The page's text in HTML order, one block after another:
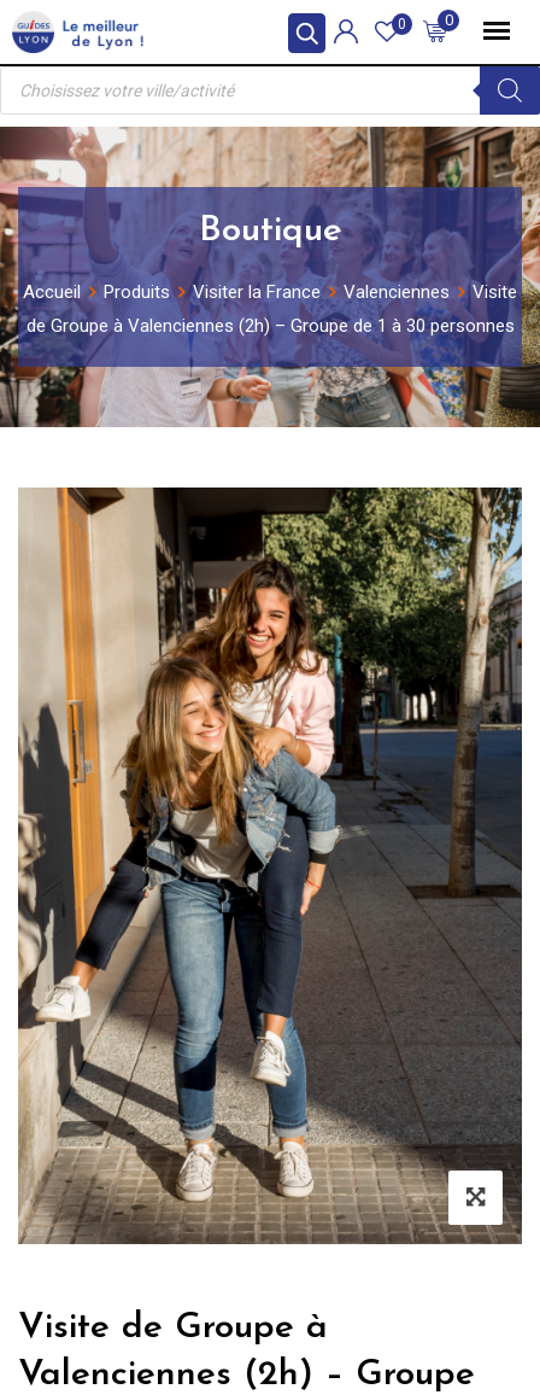
Skip
to
content
0
0
Recherche
produits
Boutique
Accueil Produits Visiter la France Valenciennes
Visite
de Groupe à Valenciennes (2h) – Groupe de 1 à 30 personnes
Visite de Groupe à
Valenciennes (2h) – Groupe